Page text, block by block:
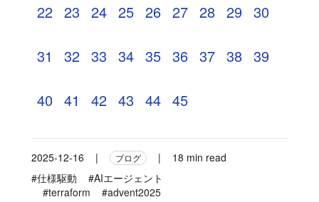
22 23 24 25 26 27 28 29 30
31 32 33 34 35 36 37 38 39
40 41 42 43 44 45
2025-12-16 | ブログ |
18 min read
#仕様駆動
#AIエージェント
#terraform
#advent2025